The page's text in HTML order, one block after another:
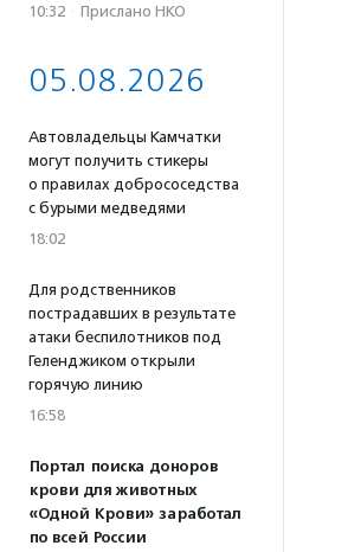
10:32 · Прислано НКО
05.08.2026
Автовладельцы Камчатки
могут получить стикеры
о правилах добрососедства
с бурыми медведями
18:02
Для родственников
пострадавших в результате
атаки беспилотников под
Геленджиком открыли
горячую линию
16:58
Портал поиска доноров
крови для животных
«Одной Крови» заработал
по всей России